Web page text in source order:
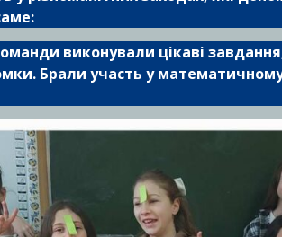
виконували цікаві
Брали участь у